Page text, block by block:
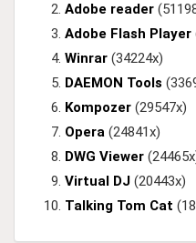
Adobe reader
Adobe Flash Player
Winrar (34224x)
DAEMON Tools
Kompozer (29547x)
Opera (24841x)
DWG Viewer
Virtual DJ (20443x)
Talking Tom Cat